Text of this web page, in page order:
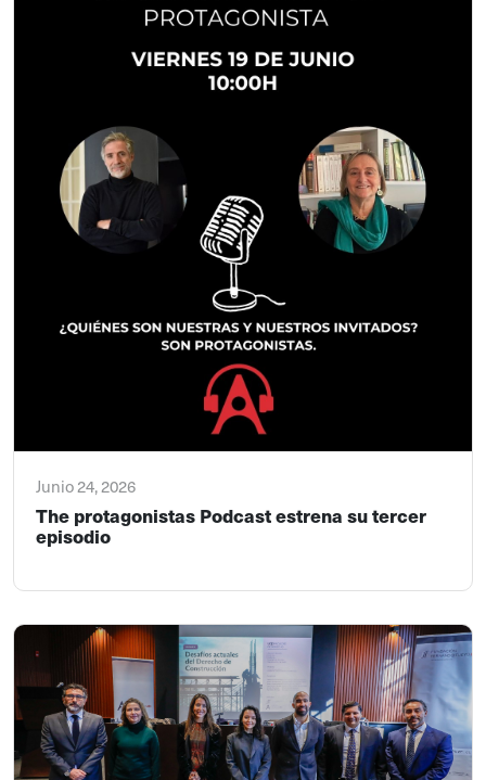
Junio 24, 2026
The protagonistas Podcast estrena su tercer
episodio